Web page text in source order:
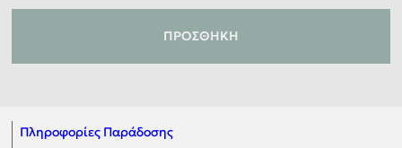
ΠΡΟΣΘΉΚΗ
Πληροφορίες Παράδοσης